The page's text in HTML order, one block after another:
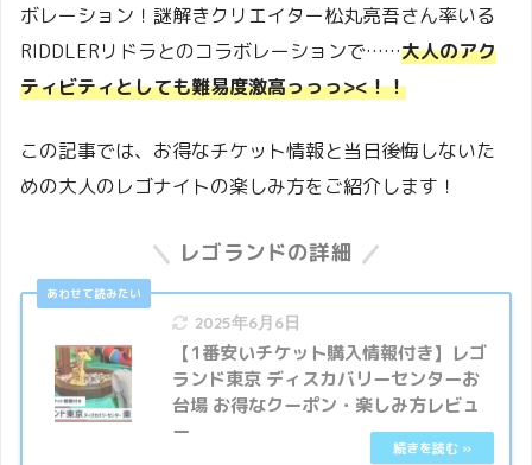
ボレーション！謎解きクリエイター松丸亮吾さん率いる
RIDDLERリドラとのコラボレーションで……大人のアク
ティビティとしても難易度激高っっっ><！！
この記事では、お得なチケット情報と当日後悔しないた
めの大人のレゴナイトの楽しみ方をご紹介します！
レゴランドの詳細
2025年6月6日
【1番安いチケット購入情報付き】レゴ
ランド東京 ディスカバリーセンターお
台場 お得なクーポン・楽しみ方レビュ
ー